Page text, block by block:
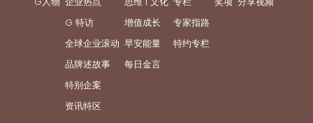
G 特访
全球企业滚动
品牌述故事
特别企案
资讯特区
增值成长
早安能量
每日金言
专家指路
特约专栏